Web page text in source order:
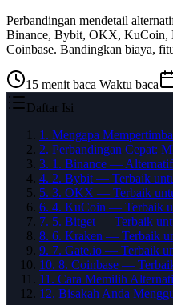
Perbandingan mendetail
Binance, Bybit, OKX, KuCoin,
Coinbase. Bandingkan biaya,
15 menit baca Waktu baca
Daftar Isi
1 . Mengapa
2. Perbandingan Cepat:
3. 1. Binance — Alternatif
4. 2. Bybit — Terbaik
5. 3. OKX — Terbaik
6. 4. KuCoin — Terbaik
7. 5. Bitget — Terbaik
8. 6. Kraken — Terbaik
9. 7. Gate.io — Terbaik
10. 8. Coinbase —
11 . Cara Memilih
12. Bisakah Anda